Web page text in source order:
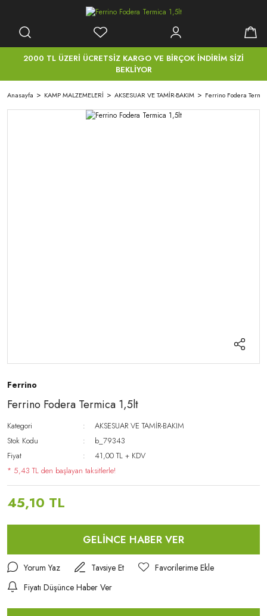
2000 TL ÜZERİ ÜCRETSİZ KARGO VE BİRÇOK İNDİRİM SİZİ
BEKLİYOR
Anasayfa KAMP MALZEMELERİ AKSESUAR VE TAMİR-BAKIM Ferrino Fodera
Ferrino
Ferrino Fodera Termica 1,5lt
Kategori
AKSESUAR VE TAMİR-BAKIM
Stok Kodu
b_79343
Fiyat
41,00 TL + KDV
* 5,43 TL den başlayan taksitlerle!
45,10 TL
GELİNCE HABER VER
Yorum Yaz
Tavsiye Et
Fiyatı Düşünce Haber Ver